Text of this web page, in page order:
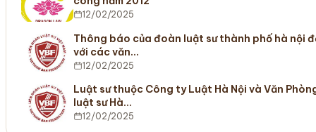
12/02/2025
Thông báo của đoàn luật sư thành phố hà nội
với các văn…
12/02/2025
Luật sư thuộc Công ty Luật Hà Nội và Văn
luật sư Hà…
12/02/2025